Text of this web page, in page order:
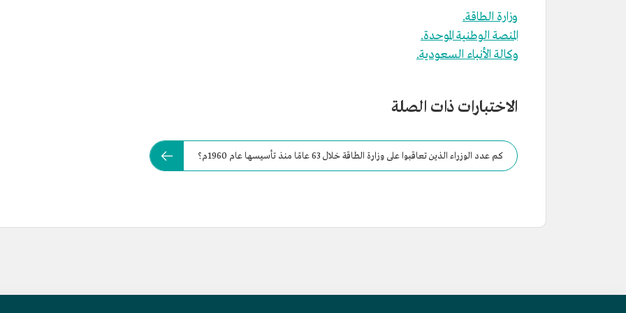
وزارة الطاقة.
المنصة الوطنية الموحدة.
وكالة الأنباء السعودية.
الاختبارات ذات الصلة
كم عدد الوزراء الذين تعاقبوا على وزارة الطاقة خلال 63 عامًا منذ تأسيسها عام 1960م؟